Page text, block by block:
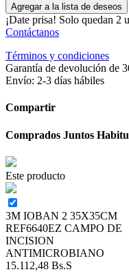
Agregar a la lista de deseos
¡Date prisa! Solo quedan 2
Contáctanos
Términos y condiciones
Garantía de devolución de
Envío: 2-3 días hábiles
Compartir
Comprados Juntos
Este producto
3M IOBAN 2 35X35CM
REF6640EZ CAMPO DE
INCISION
ANTIMICROBIANO
15.112,48 Bs.S